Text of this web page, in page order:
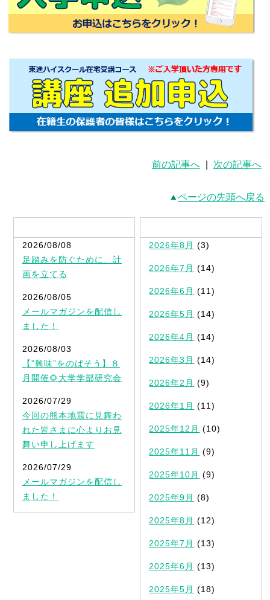
前の記事へ 次の記事へ
ページの先頭へ戻る
2026/08/08
足踏みを防ぐために、計
画を立てる
2026/08/05
メールマガジンを配信し
ました！
2026/08/03
【”興味”をのばそう】８
月開催🌻大学学部研究会
2026/07/29
今回の熊本地震に見舞わ
れた皆さまに心よりお見
舞い申し上げます
2026/07/29
メールマガジンを配信し
ました！
2026年8月 (3)
2026年7月 (14)
2026年6月 (11)
2026年5月 (14)
2026年4月 (14)
2026年3月 (14)
2026年2月 (9)
2026年1月 (11)
2025年12月 (10)
2025年11月 (9)
2025年10月 (9)
2025年9月 (8)
2025年8月 (12)
2025年7月 (13)
2025年6月 (13)
2025年5月 (18)